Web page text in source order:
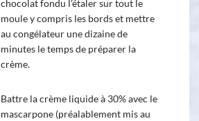
chocolat fondu l'étaler sur tout le
moule y compris les bords et mettre
au congélateur une dizaine de
minutes le temps de préparer la
crème.
Battre la crème liquide à 30% avec le
mascarpone (préalablement mis au